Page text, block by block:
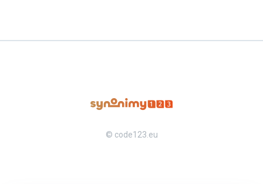
© code123.eu